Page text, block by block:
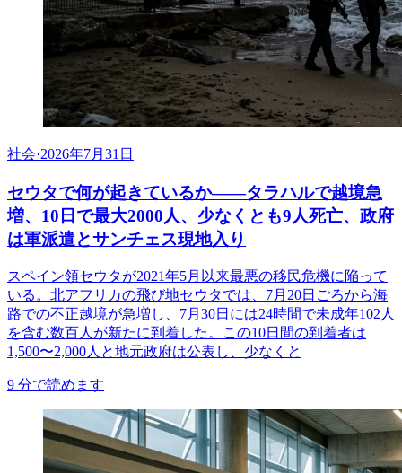
社会·2026年7月31日
セウタで何が起きているか——タラハルで越境急
増、10日で最大2000人、少なくとも9人死亡、政府
は軍派遣とサンチェス現地入り
スペイン領セウタが2021年5月以来最悪の移民危機に陥って
いる。北アフリカの飛び地セウタでは、7月20日ごろから海
路での不正越境が急増し、7月30日には24時間で未成年102人
を含む数百人が新たに到着した。この10日間の到着者は
1,500〜2,000人と地元政府は公表し、少なくと
9 分で読めます